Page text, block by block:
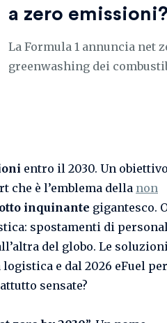
a zero emissioni?
La Formula 1 annuncia net
greenwashing dei
entro il 2030. Un obiettivo
che è l’emblema della non
inquinante gigantesco.
spostamenti di
del globo. Le
logistica e dal 2026 eFuel
sensate?